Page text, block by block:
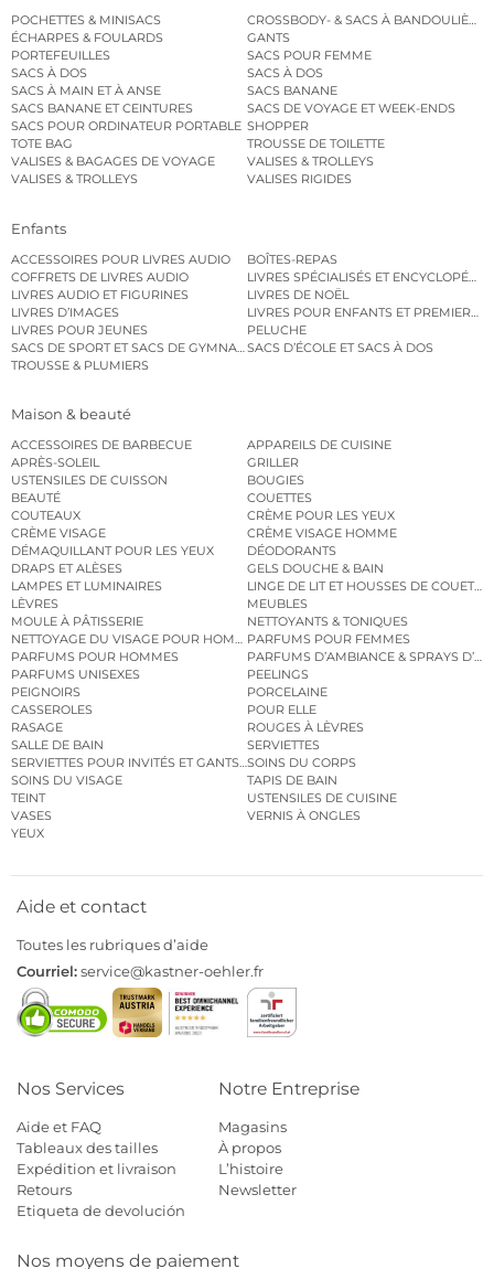
POCHETTES & MINISACS
CROSSBODY- & SACS À BANDOULIÈRE
ÉCHARPES & FOULARDS
GANTS
PORTEFEUILLES
SACS POUR FEMME
SACS À DOS
SACS À DOS
SACS À MAIN ET À ANSE
SACS BANANE
SACS BANANE ET CEINTURES
SACS DE VOYAGE ET WEEK-ENDS
SACS POUR ORDINATEUR PORTABLE SHOPPER
TOTE BAG
TROUSSE DE TOILETTE
VALISES & BAGAGES DE VOYAGE
VALISES & TROLLEYS
VALISES & TROLLEYS
VALISES RIGIDES
Enfants
ACCESSOIRES POUR LIVRES AUDIO
BOÎTES-REPAS
COFFRETS DE LIVRES AUDIO
LIVRES SPÉCIALISÉS ET
LIVRES AUDIO ET FIGURINES
LIVRES DE NOËL
LIVRES D’IMAGES
LIVRES POUR ENFANTS ET PREMIERS
LIVRES POUR JEUNES
PELUCHE
SACS DE SPORT ET SACS DE GYMNASTIQUESACS D’ÉCOLE ET SACS À DOS
TROUSSE & PLUMIERS
Maison & beauté
ACCESSOIRES DE BARBECUE
APPAREILS DE CUISINE
APRÈS-SOLEIL
GRILLER
USTENSILES DE CUISSON
BOUGIES
BEAUTÉ
COUETTES
COUTEAUX
CRÈME POUR LES YEUX
CRÈME VISAGE
CRÈME VISAGE HOMME
DÉMAQUILLANT POUR LES YEUX
DÉODORANTS
DRAPS ET ALÈSES
GELS DOUCHE & BAIN
LAMPES ET LUMINAIRES
LINGE DE LIT ET HOUSSES DE COUETTE
LÈVRES
MEUBLES
MOULE À PÂTISSERIE
NETTOYANTS & TONIQUES
NETTOYAGE DU VISAGE POUR HOMMESPARFUMS POUR FEMMES
PARFUMS POUR HOMMES
PARFUMS D’AMBIANCE & SPRAYS
PARFUMS UNISEXES
PEELINGS
PEIGNOIRS
PORCELAINE
CASSEROLES
POUR ELLE
RASAGE
ROUGES À LÈVRES
SALLE DE BAIN
SERVIETTES
SERVIETTES POUR INVITÉS ET GANTS DE TOILETTE
SOINS DU CORPS
SOINS DU VISAGE
TAPIS DE BAIN
TEINT
USTENSILES DE CUISINE
VASES
VERNIS À ONGLES
YEUX
Aide et contact
Toutes les rubriques d’aide
Courriel:service@kastner-oehler.fr
Nos Services
Aide et FAQ
Tableaux des tailles
Expédition et livraison
Retours
Etiqueta de devolución
Notre Entreprise
Magasins
À propos
L’histoire
Newsletter
Nos moyens de paiement